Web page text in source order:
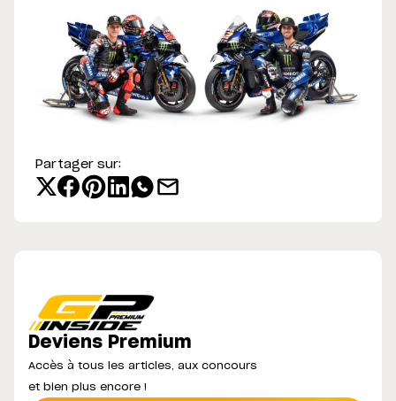
Partager sur:
Deviens Premium
Accès à tous les articles, aux concours
et bien plus encore !